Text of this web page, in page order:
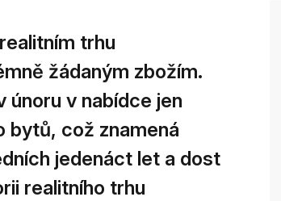
trhu
žádaným zbožím.
únoru v nabídce jen
bytů, což znamená
jedenáct let a dost
realitního trhu